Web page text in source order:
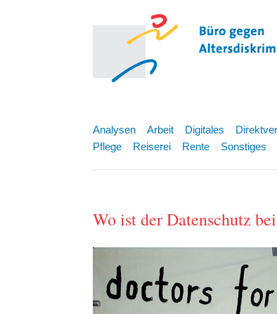
Analysen Arbeit Digitales
Pflege
Reiserei Rente Sonstiges
Wo ist der Datenschutz